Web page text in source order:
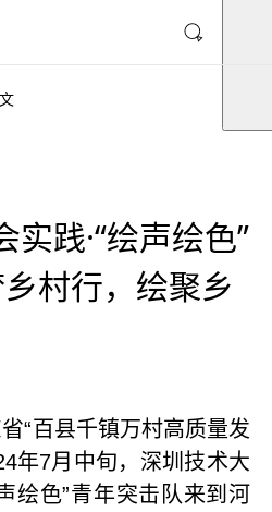
实践·“绘声绘色”
村行，绘聚乡
“百县千镇万村高质量发
年7月中旬，深圳技术大
绘色”青年突击队来到河